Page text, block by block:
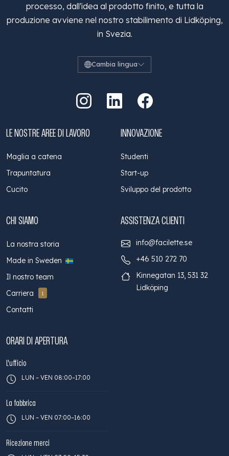
processo, dall'idea al prodotto finito, e tutta la
produzione avviene nel nostro stabilimento di Lidköping,
in Svezia.
Cambia lingua
Vai a Instagram
Vai a LinkedInVai a Facebook
LE NOSTRE AREE DI LAVORO
Maglia a catena
Trapuntatura
Cucito
INNOVAZIONE
Studenti
Start-up
Sviluppo del prodotto
CHI SIAMO
La nostra storia
Made in Sweden
Il nostro team
Carriera
1
Contatti
ASSISTENZA CLIENTI
info@facilette.se
+46 510 272 70
Kinnegatan 13, 531 32
Lidköping
ORARI DI APERTURA
L'ufficio
LUN – VEN 08:00–17:00
La fabbrica
LUN – VEN 07:00–16:00
Ricezione merci